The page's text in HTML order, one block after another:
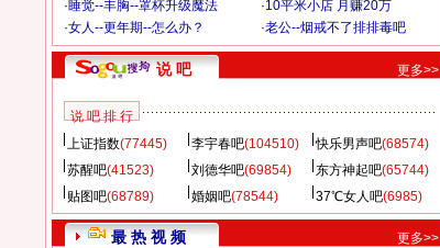
·睡觉--丰胸--罩杯升级魔法 ·10平米小店 月赚20万
·女人--更年期--怎么办？ ·老公--烟戒不了排排毒吧
说 吧 更多>>
说 吧 排 行
上证指数(77445) 李宇春吧(104510) 快乐男声吧(68574)
苏醒吧(41523) 刘德华吧(69854) 东方神起吧(65744)
贴图吧(68789) 婚姻吧(78544) 37℃女人吧(6985)
最 热 视 频 更多>>